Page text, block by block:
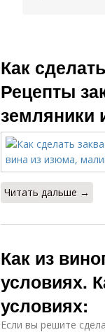
клубники
Вина из изюма
Закваска для
домашнего вина
Как
Рецепты
земляники
Читать дальше →
Как из
условиях.
условиях:
Если вы решите